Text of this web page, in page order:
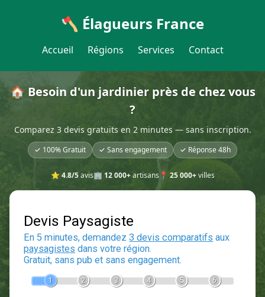
🪓 Élagueurs France
Accueil Régions Services Contact
🏠 Besoin d'un jardinier près de chez vous
?
Comparez 3 devis gratuits en 2 minutes — sans inscription.
✓ 100% Gratuit ✓ Sans engagement ✓ Réponse 48h
⭐ 4.8/5avis🏢 12 000+artisans📍 25 000+villes
Devis Paysagiste
En 5 minutes, demandez3 devis comparatifs